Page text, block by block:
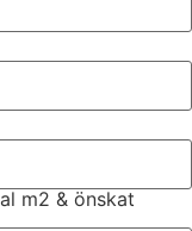
m2 & önskat